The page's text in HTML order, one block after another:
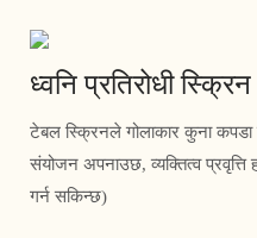
ध्वनि प्रतिरोधी स्क्रिन
टेबल स्क्रिनले गोलाकार कुना कपडा
संयोजन अपनाउछ, व्यक्तित्व
गर्न सकिन्छ)